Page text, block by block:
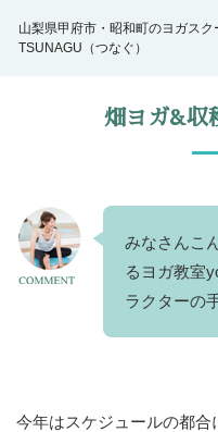
山梨県甲府市・昭和町のヨガスク
TSUNAGU（つなぐ）
畑ヨガ&収
みなさんこ
るヨガ教室
ラクターの
今年はスケジュールの都